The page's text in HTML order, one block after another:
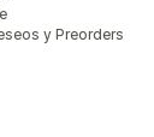
y Preorders